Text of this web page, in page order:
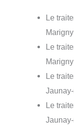
Le
Le
Le
Le